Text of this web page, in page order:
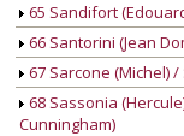
65 Sandifort
66 Santorini (Jean
67 Sarcone (Michel)
68 Sassonia
Cunningham)